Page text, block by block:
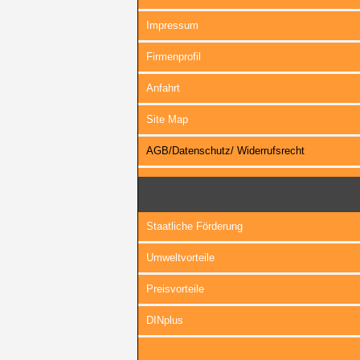
Impressum
Firmenprofil
Anfahrt
Site Map
AGB/Datenschutz/ Widerrufsrecht
Staatliche Förderung
Umweltvorteile
Preisvorteile
DINplus